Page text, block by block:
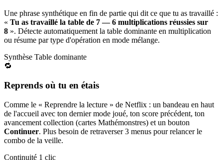
Une phrase synthétique en fin de partie qui dit ce que tu as travaillé :
« Tu as travaillé la table de 7 — 6 multiplications réussies sur
8 ». Détecte automatiquement la table dominante en multiplication
ou résume par type d'opération en mode mélange.
Synthèse Table dominante
🔁
Reprends où tu en étais
Comme le « Reprendre la lecture » de Netflix : un bandeau en haut
de l'accueil avec ton dernier mode joué, ton score précédent, ton
avancement collection (cartes Mathémonstres) et un bouton
Continuer. Plus besoin de retraverser 3 menus pour relancer le
combo de la veille.
Continuité 1 clic